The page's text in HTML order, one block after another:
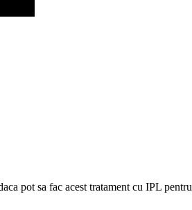
pot sa fac acest tratament cu IPL